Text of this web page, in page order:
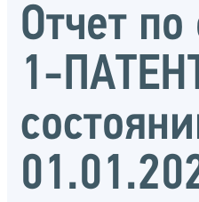
Oтчет
1-